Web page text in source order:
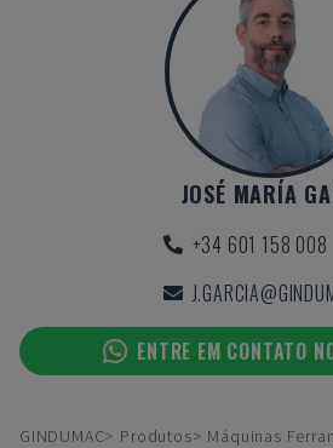
JOSÉ MARÍA
+34 601 158 008
ENTRE EM CONTATO
GINDUMAC Produtos
Máquinas